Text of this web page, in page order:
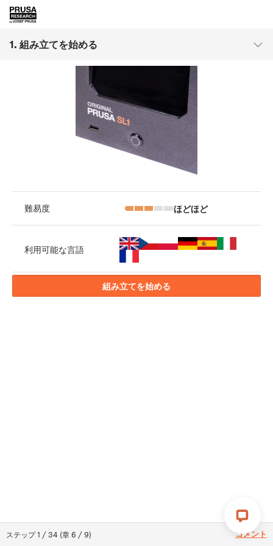
1. 組み立てを始める
ステップ1 /34 (章6 /9) コメント
難易度 ほどほど
利用可能な言語
組み立てを始める